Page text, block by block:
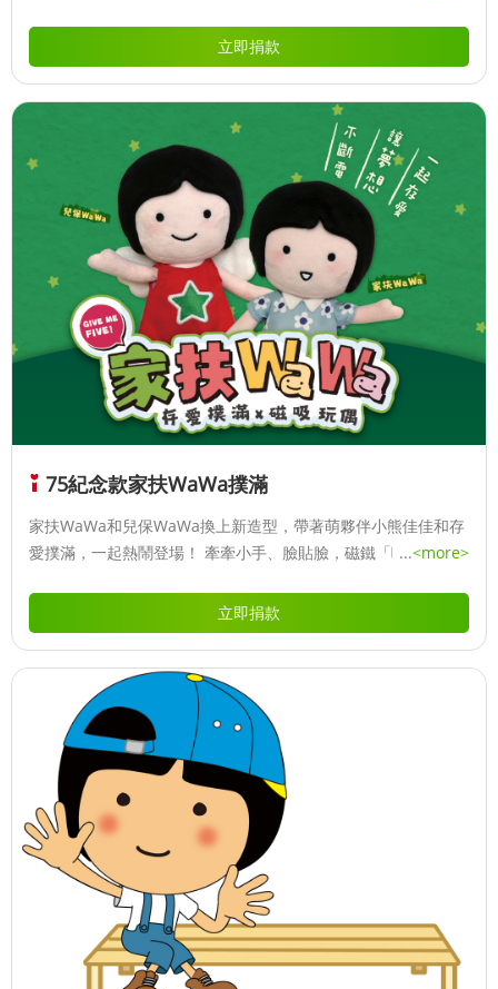
立即捐款
75紀念款家扶WaWa撲滿
家扶WaWa和兒保WaWa換上新造型，帶著萌夥伴小熊佳佳和存
愛撲滿，一起熱鬧登場！ 牽牽小手、臉貼臉，磁鐵「啪嗒」一
個可愛小提醒：「嘿～今天有幫孩子存愛心嗎？」
...<more>
立即捐款